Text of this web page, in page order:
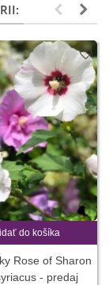
do košíka
Rose of Sharon
- predaj